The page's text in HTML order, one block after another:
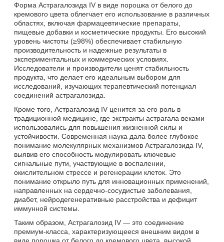
Форма Астрагалозида IV в виде порошка от белого до
кремового цвета облегчает его использование в различных
областях, включая фармацевтические препараты,
пищевые добавки и косметические продукты. Его высокий
уровень чистоты (≥98%) обеспечивает стабильную
производительность и надежные результаты в
экспериментальных и коммерческих условиях.
Исследователи и производители ценят стабильность
продукта, что делает его идеальным выбором для
исследований, изучающих терапевтический потенциал
соединений астрагалозида.
Кроме того, Астрагалозид IV ценится за его роль в
традиционной медицине, где экстракты астрагала веками
использовались для повышения жизненной силы и
устойчивости. Современная наука дала более глубокое
понимание молекулярных механизмов Астрагалозида IV,
выявив его способность модулировать ключевые
сигнальные пути, участвующие в воспалении,
окислительном стрессе и регенерации клеток. Это
понимание открыло путь для инновационных применений,
направленных на сердечно-сосудистые заболевания,
диабет, нейродегенеративные расстройства и дефицит
иммунной системы.
Таким образом, Астрагалозид IV — это соединение
премиум-класса, характеризующееся внешним видом в